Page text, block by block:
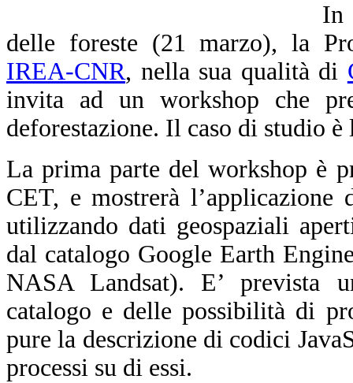
In
delle foreste (21 marzo), la
IREA-CNR, nella sua qualità di
invita ad un workshop che
deforestazione. Il caso di studio
La prima parte del workshop è
CET, e mostrerà
utilizzando dati geospaziali
dal catalogo Google Earth
NASA Landsat). E’ prevista
catalogo e delle possibilità di
pure la descrizione di codici
processi su di essi.